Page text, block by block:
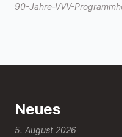
90-Jahre-VVV-
Neues
5. August 2026